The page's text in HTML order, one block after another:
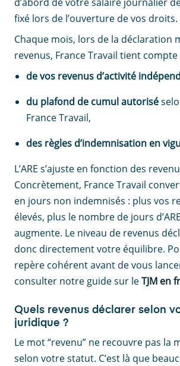
fixé lors de l’ouverture de vos droits.
Chaque mois, lors de la déclaration
revenus, France Travail tient compte
de vos revenus d’activité
du plafond de cumul autorisé
France Travail,
des règles d’indemnisation en
L’ARE s’ajuste en fonction des
Concrètement, France Travail
en jours non indemnisés : plus vos
élevés, plus le nombre de jours
augmente. Le niveau de revenus
donc directement votre équilibre.
repère cohérent avant de vous
consulter notre guide sur leTJM en
Quels revenus déclarer selon
juridique ?
Le mot “revenu” ne recouvre pas la
selon votre statut. C’est là que